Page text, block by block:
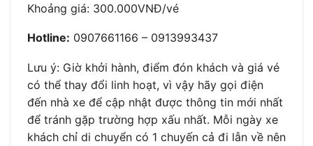
Khoảng giá: 300.000VNĐ/vé
Hotline: 0907661166 – 0913993437
Lưu ý: Giờ khởi hành, điểm đón khách và giá vé
có thể thay đổi linh hoạt, vì vậy hãy gọi điện
đến nhà xe để cập nhật được thông tin mới nhất
để tránh gặp trường hợp xấu nhất. Mỗi ngày xe
khách chỉ di chuyển có 1 chuyến cả đi lẫn về nên